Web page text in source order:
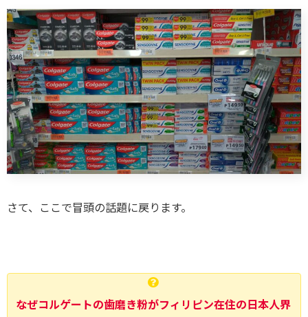
さて、ここで冒頭の話題に戻ります。
なぜコルゲートの歯磨き粉がフィリピン在住の日本人界